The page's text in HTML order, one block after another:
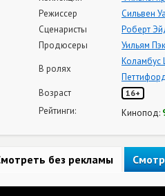
Режиссер
Сильвен
Сценаристы
Роберт
Продюсеры
Уильям
В ролях
Коламбус
Возраст
16+
Рейтинги: Кинопод:
без рекламы